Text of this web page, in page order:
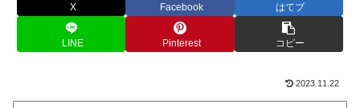
X Facebook はてブ
LINE Pinterest コピー
2023.11.22